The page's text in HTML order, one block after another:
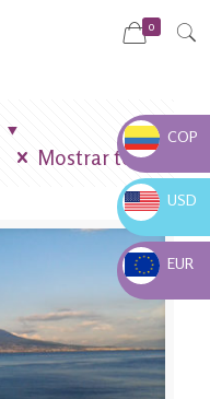
0
Mostrar todo
COP $
COP
USD $
USD
EUR €
EUR